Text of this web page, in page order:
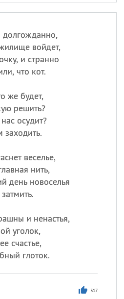
долгожданно,
войдет,
и странно
что кот.
же будет,
решить?
осудит?
заходить.
веселье,
нить,
день новоселья
и ненастья,
уголок,
счастье,
глоток.
317